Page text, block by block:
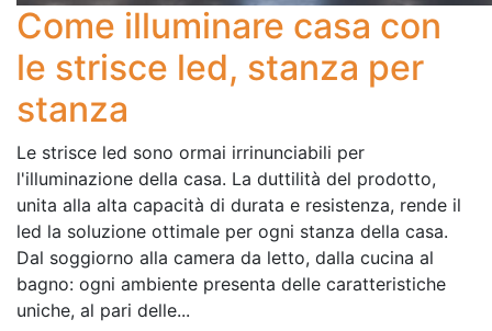
Come illuminare casa con
le strisce led, stanza per
stanza
Le strisce led sono ormai irrinunciabili per
l'illuminazione della casa. La duttilità del prodotto,
unita alla alta capacità di durata e resistenza, rende il
led la soluzione ottimale per ogni stanza della casa.
Dal soggiorno alla camera da letto, dalla cucina al
bagno: ogni ambiente presenta delle caratteristiche
uniche, al pari delle...